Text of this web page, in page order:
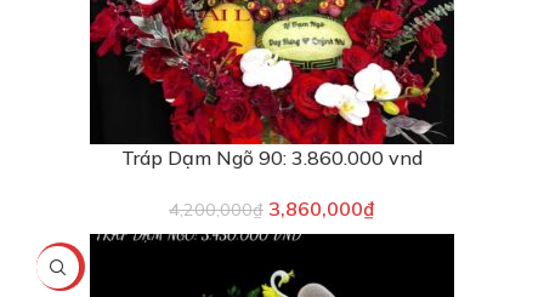
Tráp Dạm Ngõ 90: 3.860.000 vnd
4,200,000₫ 3,860,000₫
-9%